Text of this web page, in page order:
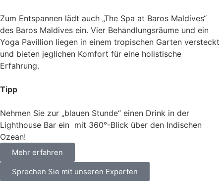
Zum Entspannen lädt auch „The Spa at Baros Maldives“
des Baros Maldives ein. Vier Behandlungsräume und ein
Yoga Pavillion liegen in einem tropischen Garten versteckt
und bieten jeglichen Komfort für eine holistische
Erfahrung.
Tipp
Nehmen Sie zur „blauen Stunde“ einen Drink in der
Lighthouse Bar ein  mit 360°-Blick über den Indischen
Ozean!
Mehr erfahren
Sprechen Sie mit unseren Experten